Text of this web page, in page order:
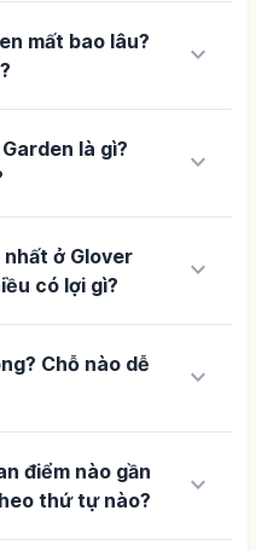
mất bao lâu?
keyboard_arrow_down
là gì?
keyboard_arrow_down
ở Glover
có lợi gì?
keyboard_arrow_down
Chỗ nào dễ
keyboard_arrow_down
điểm nào gần
thứ tự nào?
keyboard_arrow_down